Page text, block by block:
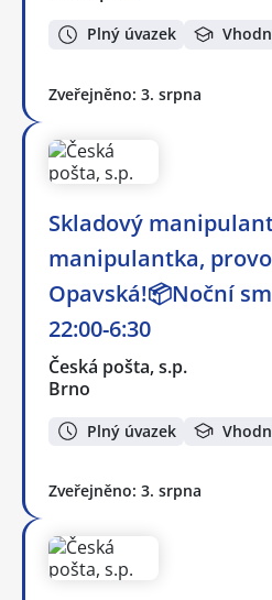
Plný úvazek
Zveřejněno: 3. srpna
Skladový
manipulantka,
Opavská!📦Noční
22:00-6:30
Česká pošta, s.p.
Brno
Plný úvazek
Zveřejněno: 3. srpna